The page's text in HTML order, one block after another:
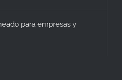
para empresas y